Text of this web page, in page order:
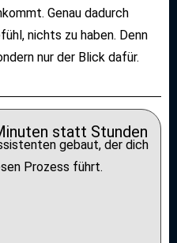
Genau dadurch
nichts zu haben. Denn
nur der Blick dafür.
statt Stunden
gebaut, der dich
Prozess führt.